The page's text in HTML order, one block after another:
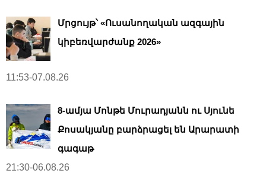
Մրցույթ՝ «Ուսանողական ազգային
կիբեռվարժանք 2026»
11:53-07.08.26
8-ամյա Մոնթե Մուրադյանն ու Սյունե
Քոսակյանը բարձրացել են Արարատի
գագաթ
21:30-06.08.26